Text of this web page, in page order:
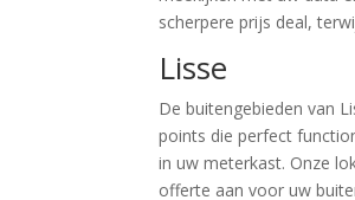
scherpere prijs deal,
Lisse
De buitengebieden van
points die perfect
in uw meterkast. Onze
offerte aan voor uw